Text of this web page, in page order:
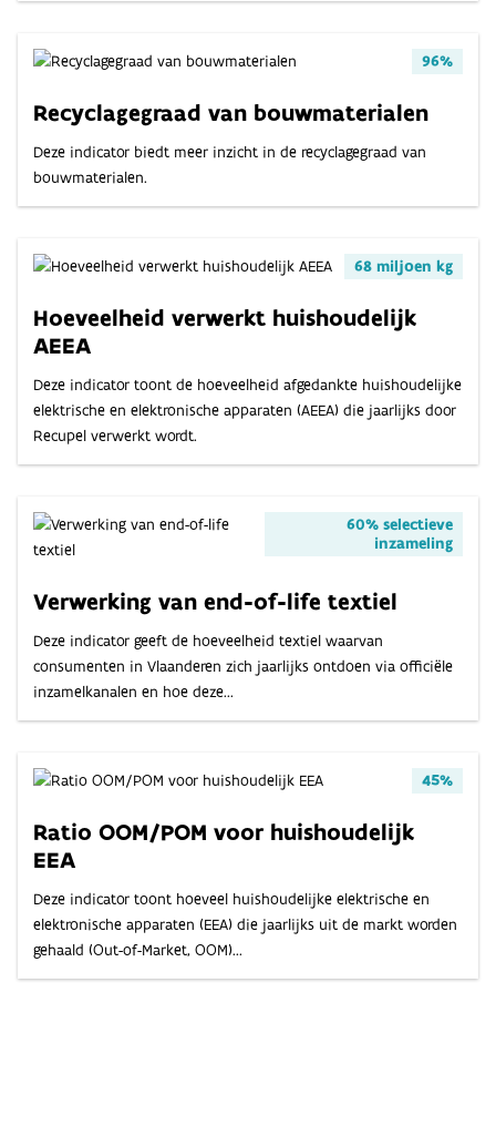
96%
Recyclagegraad van bouwmaterialen
Deze indicator biedt meer inzicht in de recyclagegraad van
bouwmaterialen.
68 miljoen kg
Hoeveelheid verwerkt huishoudelijk
AEEA
Deze indicator toont de hoeveelheid afgedankte huishoudelijke
elektrische en elektronische apparaten (AEEA) die jaarlijks door
Recupel verwerkt wordt.
60% selectieve
inzameling
Verwerking van end-of-life textiel
Deze indicator geeft de hoeveelheid textiel waarvan
consumenten in Vlaanderen zich jaarlijks ontdoen via officiële
inzamelkanalen en hoe deze...
45%
Ratio OOM/POM voor huishoudelijk
EEA
Deze indicator toont hoeveel huishoudelijke elektrische en
elektronische apparaten (EEA) die jaarlijks uit de markt worden
gehaald (Out-of-Market, OOM)...